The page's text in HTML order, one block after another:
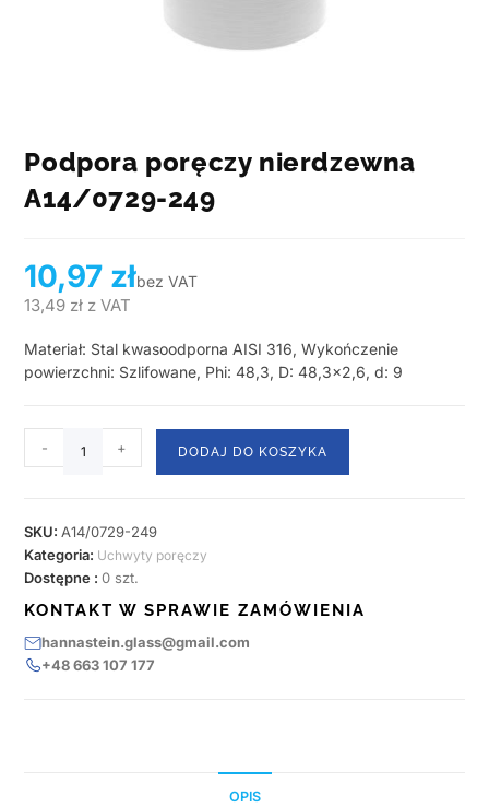
Podpora poręczy nierdzewna
A14/0729-249
10,97 złbez VAT
13,49 zł z VAT
Materiał: Stal kwasoodporna AISI 316, Wykończenie
powierzchni: Szlifowane, Phi: 48,3, D: 48,3×2,6, d: 9
- + DODAJ DO KOSZYKA
SKU: A14/0729-249
Kategoria: Uchwyty poręczy
Dostępne :0 szt.
KONTAKT W SPRAWIE ZAMÓWIENIA
hannastein.glass@gmail.com
+48 663 107 177
OPIS